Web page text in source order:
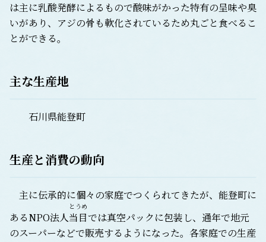
は主に乳酸発酵によるもので酸味がかった特有の呈味や臭
いがあり、アジの骨も軟化されているため丸ごと食べるこ
とができる。
主な生産地
石川県能登町
生産と消費の動向
主に伝承的に個々の家庭でつくられてきたが、能登町に
あるNPO法人当目
とうめ
では真空パックに包装し、通年で地元
のスーパーなどで販売するようになった。各家庭での生産